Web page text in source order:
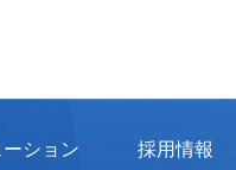
ーション 採用情報